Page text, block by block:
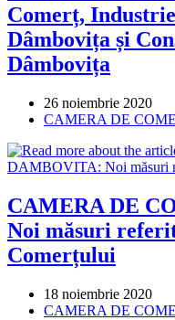
Comerț,
Dâmbovița și
Dâmbovița
Post
published:
26 noiembrie 2020
Post
CAMERA DE
CAMERA DE
Noi măsuri
Comerțului
Post
published:
18 noiembrie 2020
Post
CAMERA DE